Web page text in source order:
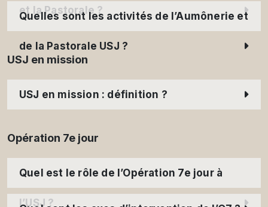
et la Pastorale ?
Quelles sont les activités de l’Aumônerie et
de la Pastorale USJ ?
USJ en mission
USJ en mission : définition ?
Opération 7e jour
Quel est le rôle de l’Opération 7e jour à
l’USJ ?